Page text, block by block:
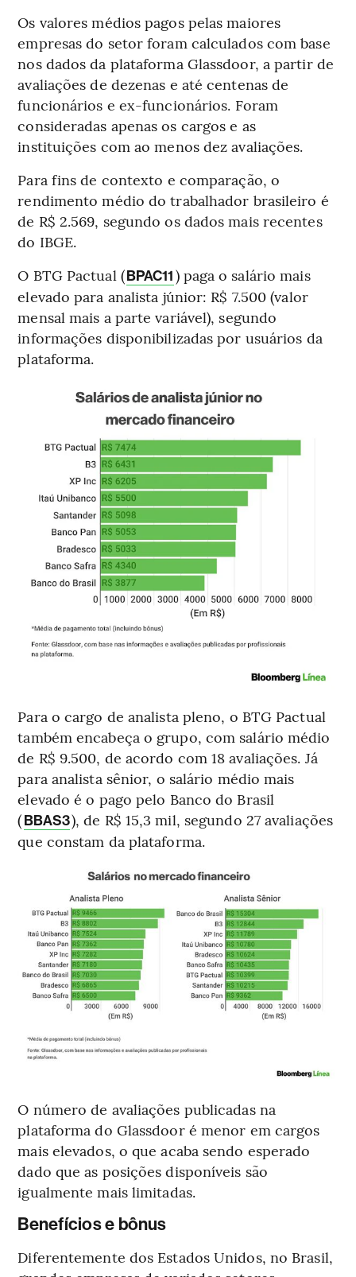
Os valores médios pagos pelas maiores
empresas do setor foram calculados com base
nos dados da plataforma Glassdoor, a partir de
avaliações de dezenas e até centenas de
funcionários e ex-funcionários. Foram
consideradas apenas os cargos e as
instituições com ao menos dez avaliações.
Para fins de contexto e comparação, o
rendimento médio do trabalhador brasileiro é
de R$ 2.569, segundo os dados mais recentes
do IBGE.
O BTG Pactual (BPAC11) paga o salário mais
elevado para analista júnior: R$ 7.500 (valor
mensal mais a parte variável), segundo
informações disponibilizadas por usuários da
plataforma.
Para o cargo de analista pleno, o BTG Pactual
também encabeça o grupo, com salário médio
de R$ 9.500, de acordo com 18 avaliações. Já
para analista sênior, o salário médio mais
elevado é o pago pelo Banco do Brasil
(BBAS3), de R$ 15,3 mil, segundo 27 avaliações
que constam da plataforma.
O número de avaliações publicadas na
plataforma do Glassdoor é menor em cargos
mais elevados, o que acaba sendo esperado
dado que as posições disponíveis são
igualmente mais limitadas.
Benefícios e bônus
Diferentemente dos Estados Unidos, no Brasil,